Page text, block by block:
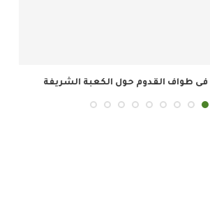
فى طواف القدوم حول الكعبة الشريفة